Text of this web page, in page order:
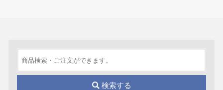
検索する